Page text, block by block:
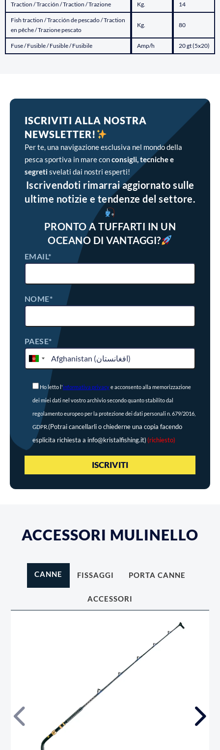
Traction / Tracción / Traction / Trazione Kg. 14
Fish traction / Tracción de pescado / Traction
en pêche / Trazione pescato
Kg. 80
Fuse / Fusible / Fusible / Fusibile Amp/h 20 gt (5x20)
ISCRIVITI ALLA NOSTRA
NEWSLETTER!
Per te, una navigazione esclusiva nel mondo della
pesca sportiva in mare conconsigli, tecniche e
segretisvelati dai nostri esperti!
Iscrivendoti rimarrai aggiornato sulle
ultime notizie e tendenze del settore.
PRONTO A TUFFARTI IN UN
OCEANO DI VANTAGGI?
EMAIL*
NOME*
PAESE*
Ho letto l'informativa privacye acconsento alla memorizzazione
dei miei dati nel vostro archivio secondo quanto stabilito dal
regolamento europeo per la protezione dei dati personali n. 679/2016,
GDPR. (Potrai cancellarli o chiederne una copia facendo
esplicita richiesta a info@kristalfishing.it) (richiesto)
ACCESSORI MULINELLO
CANNE FISSAGGI PORTA CANNE
ACCESSORI